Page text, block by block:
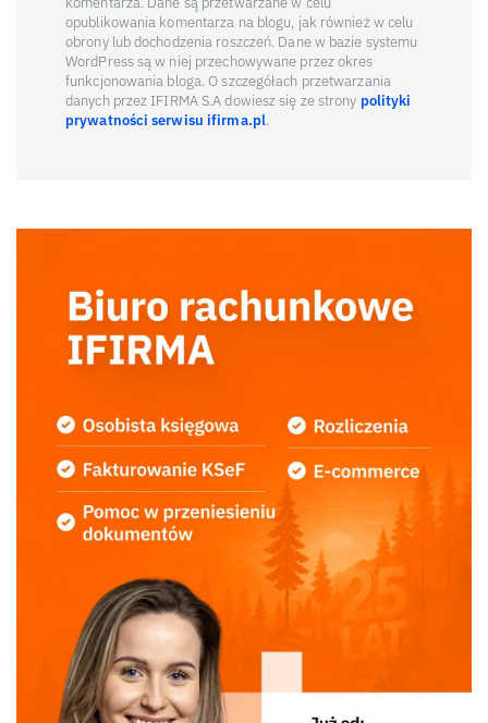
opublikowania komentarza na blogu, jak również w celu
obrony lub dochodzenia roszczeń. Dane w bazie systemu
WordPress są w niej przechowywane przez okres
funkcjonowania bloga. O szczegółach przetwarzania
danych przez IFIRMA S.A dowiesz się ze strony polityki
prywatności serwisu ifirma.pl.